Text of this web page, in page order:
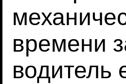
времени
водитель